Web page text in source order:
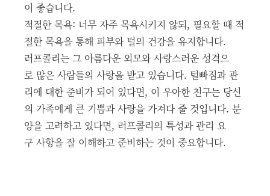
이 좋습니다.
적절한 목욕: 너무 자주 목욕시키지 않되, 필요할 때 적
절한 목욕을 통해 피부와 털의 건강을 유지합니다.
러프콜리는 그 아름다운 외모와 사랑스러운 성격으
로 많은 사람들의 사랑을 받고 있습니다. 털빠짐과 관
리에 대한 준비가 되어 있다면, 이 우아한 친구는 당신
의 가족에게 큰 기쁨과 사랑을 가져다 줄 것입니다. 분
양을 고려하고 있다면, 러프콜리의 특성과 관리 요
구 사항을 잘 이해하고 준비하는 것이 중요합니다.